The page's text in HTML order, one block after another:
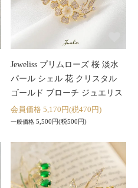
Jeweliss プリムローズ 桜 淡水
パール シェル 花 クリスタル
ゴールド ブローチ ジュエリス
会員価格 5,170円(税470円)
一般価格 5,500円(税500円)